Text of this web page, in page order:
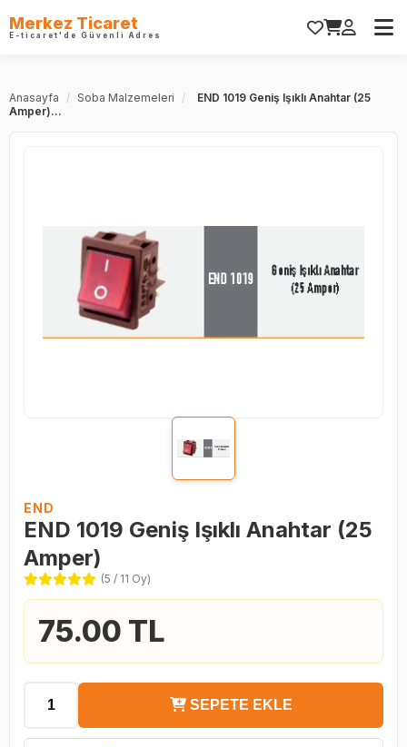
Merkez Ticaret
E-ticaret'de Güvenli Adres
Anasayfa / Soba Malzemeleri /
END 1019 Geniş Işıklı Anahtar (25
Amper)...
END
END 1019 Geniş Işıklı Anahtar (25
Amper)
(5 / 11 Oy)
75.00 TL
SEPETE EKLE